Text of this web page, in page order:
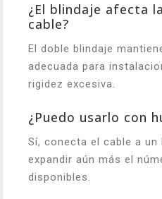
¿El blindaje afecta
cable?
El doble blindaje
adecuada para
rigidez excesiva.
¿Puedo usarlo con
Sí, conecta el cable a un
expandir aún más el
disponibles.